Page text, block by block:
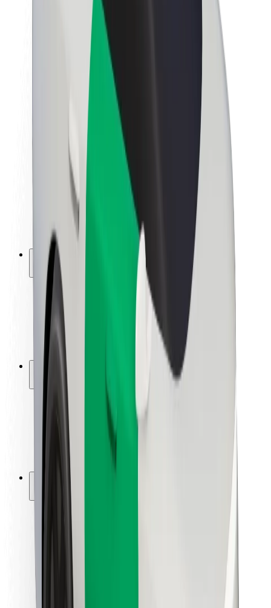
Bærekraft hos Bolt
Prosjekt Zero
Nyhetsrom
Retningslinjer for varemerke
Investorrelasjoner
Ledelse
Merkevare
Media
Urban Fund
Sikkerhet
Sikkerhet for passasjer
Sjåførsikkerhet
Sikkerhet for sparkesykler
Sikkerhetslab
Steder
Byløsninger
Flyplasser
Bolt-ladestasjoner
Brukerstøtte
For sjåfører
For leveringsbud
Bolt Food